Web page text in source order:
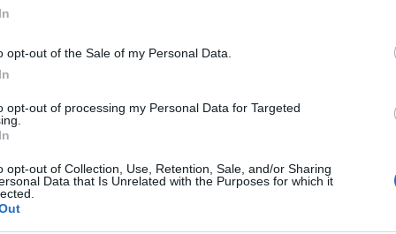
opt-out of the Sale of my Personal Data.
opt-out of processing my Personal Data for Targeted
opt-out of Collection, Use, Retention, Sale, and/or Sharing
Data that Is Unrelated with the Purposes for which it
ο οποίος ολοκλήρωσε με δύο νίκες τη σειρά των
επιβράβευση της συστηματικής προσπάθειας που
τη δυναμική που έχει αναπτύξει τα τελευταία